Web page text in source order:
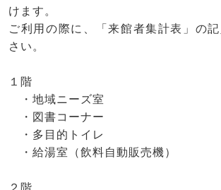
けます。
ご利用の際に、「来館者集計表」の
さい。
１階
・地域ニーズ室
・図書コーナー
・多目的トイレ
・給湯室（飲料自動販売機）
２階